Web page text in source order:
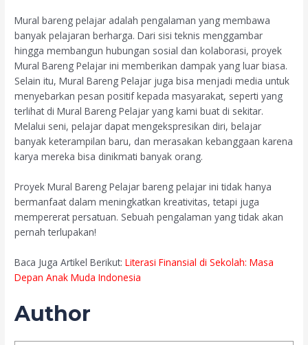
Mural bareng pelajar adalah pengalaman yang membawa
banyak pelajaran berharga. Dari sisi teknis menggambar
hingga membangun hubungan sosial dan kolaborasi, proyek
Mural Bareng Pelajar ini memberikan dampak yang luar biasa.
Selain itu, Mural Bareng Pelajar juga bisa menjadi media untuk
menyebarkan pesan positif kepada masyarakat, seperti yang
terlihat di Mural Bareng Pelajar yang kami buat di sekitar.
Melalui seni, pelajar dapat mengekspresikan diri, belajar
banyak keterampilan baru, dan merasakan kebanggaan karena
karya mereka bisa dinikmati banyak orang.
Proyek Mural Bareng Pelajar bareng pelajar ini tidak hanya
bermanfaat dalam meningkatkan kreativitas, tetapi juga
mempererat persatuan. Sebuah pengalaman yang tidak akan
pernah terlupakan!
Baca Juga Artikel Berikut:Literasi Finansial di Sekolah: Masa
Depan Anak Muda Indonesia
Author